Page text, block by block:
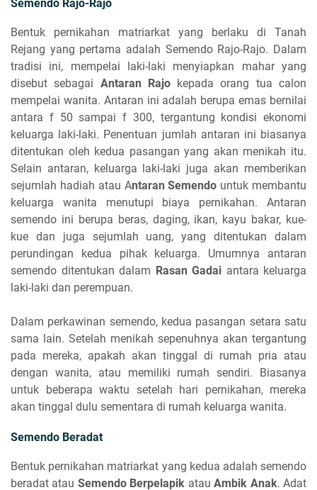
Semendo Rajo-Rajo
Bentuk pernikahan matriarkat yang berlaku di Tanah
Rejang yang pertama adalah Semendo Rajo-Rajo. Dalam
tradisi ini, mempelai laki-laki menyiapkan mahar yang
disebut sebagai Antaran Rajokepada orang tua calon
mempelai wanita. Antaran ini adalah berupa emas bernilai
antara f 50 sampai f 300, tergantung kondisi ekonomi
keluarga laki-laki. Penentuan jumlah antaran ini biasanya
ditentukan oleh kedua pasangan yang akan menikah itu.
Selain antaran, keluarga laki-laki juga akan memberikan
sejumlah hadiah atau Antaran Semendo untuk membantu
keluarga wanita menutupi biaya pernikahan. Antaran
semendo ini berupa beras, daging, ikan, kayu bakar, kue-
kue dan juga sejumlah uang, yang ditentukan dalam
perundingan kedua pihak keluarga. Umumnya antaran
semendo ditentukan dalam Rasan Gadai antara keluarga
laki-laki dan perempuan.
Dalam perkawinan semendo, kedua pasangan setara satu
sama lain. Setelah menikah sepenuhnya akan tergantung
pada mereka, apakah akan tinggal di rumah pria atau
dengan wanita, atau memiliki rumah sendiri. Biasanya
untuk beberapa waktu setelah hari pernikahan, mereka
akan tinggal dulu sementara di rumah keluarga wanita.
Semendo Beradat
Bentuk pernikahan matriarkat yang kedua adalah semendo
beradat atau Semendo Berpelapik atau Ambik Anak.Adat